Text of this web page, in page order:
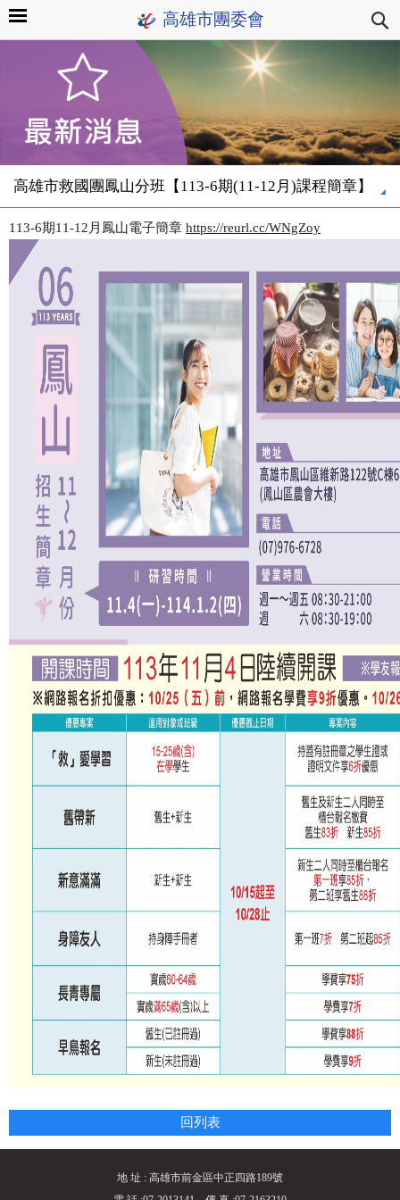
高雄市團委會
高雄市救國團鳳山分班【113-6期(11-12月)課程簡章】
113-6期11-12月鳳山電子簡章 https://reurl.cc/WNgZoy
回列表
地 址 : 高雄市前金區中正四路189號